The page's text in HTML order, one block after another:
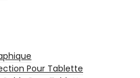
Pour Tablette